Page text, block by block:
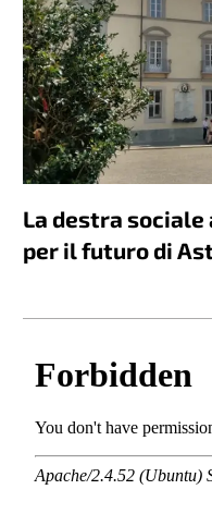
La destra
per il futuro di